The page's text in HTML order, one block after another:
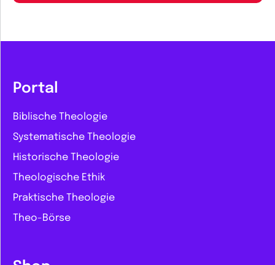
Portal
Biblische Theologie
Systematische Theologie
Historische Theologie
Theologische Ethik
Praktische Theologie
Theo-Börse